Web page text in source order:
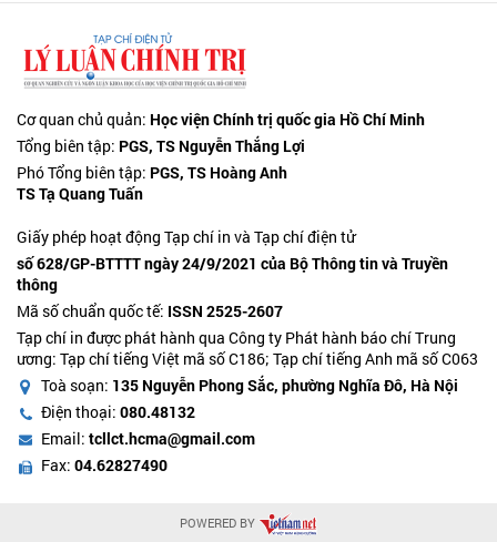
Cơ quan chủ quản: Học viện Chính trị quốc gia Hồ Chí Minh
Tổng biên tập: PGS, TS Nguyễn Thắng Lợi
Phó Tổng biên tập: PGS, TS Hoàng Anh
TS Tạ Quang Tuấn
Giấy phép hoạt động Tạp chí in và Tạp chí điện tử
số 628/GP-BTTTT ngày 24/9/2021 của Bộ Thông tin và Truyền
thông
Mã số chuẩn quốc tế: ISSN 2525-2607
Tạp chí in được phát hành qua Công ty Phát hành báo chí Trung
ương: Tạp chí tiếng Việt mã số C186; Tạp chí tiếng Anh mã số C063
Toà soạn: 135 Nguyễn Phong Sắc, phường Nghĩa Đô, Hà Nội
Điện thoại: 080.48132
Email: tcllct.hcma@gmail.com
Fax: 04.62827490
POWERED BY